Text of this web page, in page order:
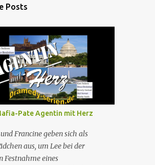
Posts
Pate Agentin mit Herz
Francine geben sich als
aus, um Lee bei der
Festnahme eines